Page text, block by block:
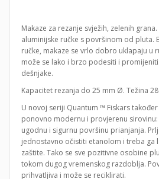
Makaze za rezanje svježih, zelenih
aluminijske ručke s površinom od pluta.
ručke, makaze se vrlo dobro uklapaju u
može se lako i brzo podesiti i
dešnjake.
Kapacitet rezanja do 25 mm Ø. Težina
U novoj seriji Quantum ™ Fiskars
ponovno modernu i provjerenu
ugodnu i sigurnu površinu prianjanja.
jednostavno očistiti etanolom i treba ga
zaštite. Tako se sve pozitivne osobine
tokom dugog vremenskog razdoblja.
prihvatljiva i može se reciklirati.